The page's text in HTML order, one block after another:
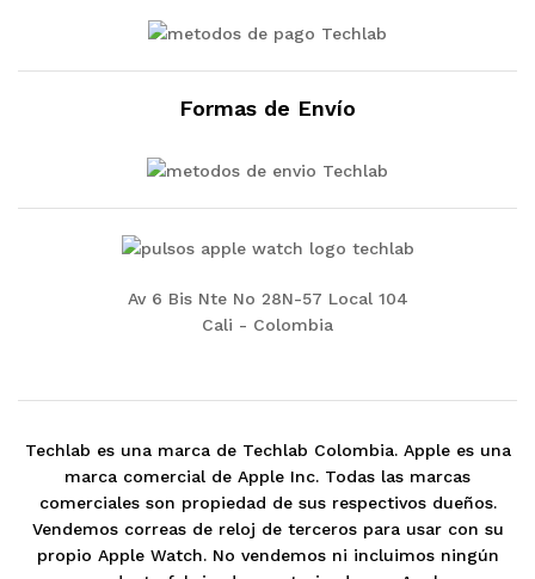
Formas de Envío
Av 6 Bis Nte No 28N-57 Local 104
Cali - Colombia
Techlab es una marca de Techlab Colombia. Apple es una
marca comercial de Apple Inc. Todas las marcas
comerciales son propiedad de sus respectivos dueños.
Vendemos correas de reloj de terceros para usar con su
propio Apple Watch. No vendemos ni incluimos ningún